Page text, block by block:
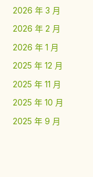
2026 年 3 月
2026 年 2 月
2026 年 1 月
2025 年 12 月
2025 年 11 月
2025 年 10 月
2025 年 9 月